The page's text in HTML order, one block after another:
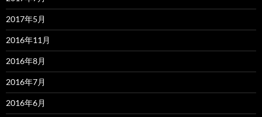
2017年5月
2016年11月
2016年8月
2016年7月
2016年6月